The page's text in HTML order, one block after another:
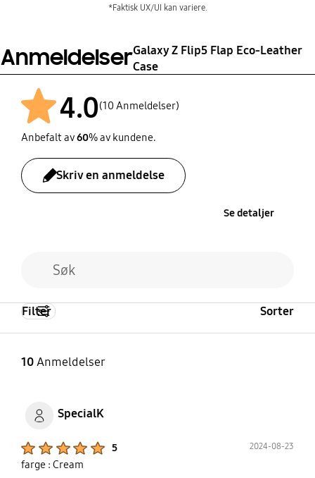
*Faktisk UX/UI kan variere.
AnmeldelserGalaxy Z Flip5 Flap Eco-Leather
Case
4.0(10 Anmeldelser)
Anbefalt av60% av kundene.
Skriv en anmeldelse
Se detaljer
10Anmeldelser
Filter Sorter
SpecialK
5 2024-08-23
farge : Cream